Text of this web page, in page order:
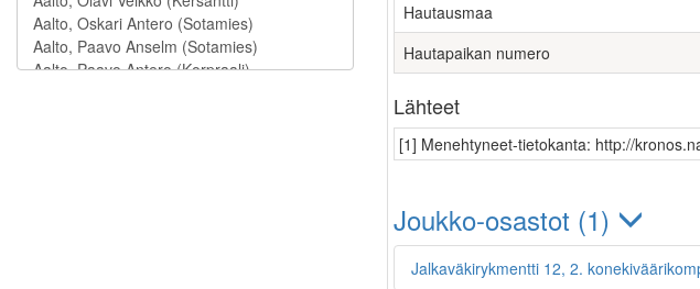
Hautausmaa
Hautapaikan numero
Lähteet
[1] Menehtyneet-tietokanta: http://
Joukko-osastot (1)
Jalkaväkirykmentti 12, 2.